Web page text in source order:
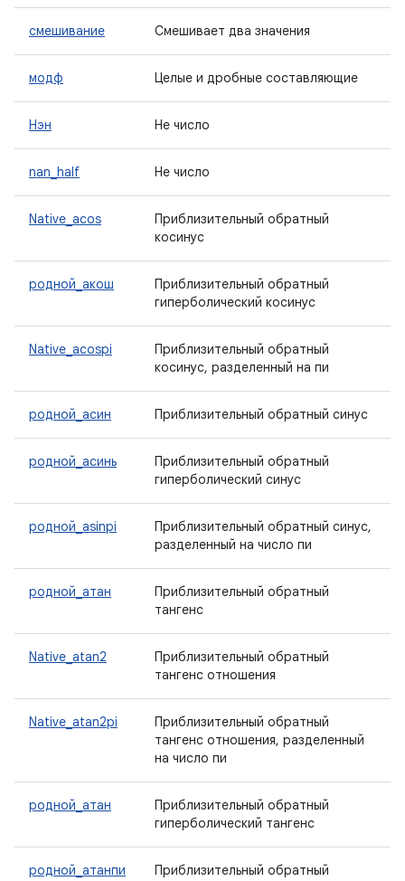
смешивание Смешивает два значения
модф Целые и дробные составляющие
Нэн Не число
nan_half Не число
Native_acos
Приблизительный обратный
косинус
родной_акош
Приблизительный обратный
гиперболический косинус
Native_acospi
Приблизительный обратный
косинус, разделенный на пи
родной_асин Приблизительный обратный синус
родной_асинь
Приблизительный обратный
гиперболический синус
родной_asinpi
Приблизительный обратный синус,
разделенный на число пи
родной_атан
Приблизительный обратный
тангенс
Native_atan2
Приблизительный обратный
тангенс отношения
Native_atan2pi
Приблизительный обратный
тангенс отношения, разделенный
на число пи
родной_атан
Приблизительный обратный
гиперболический тангенс
родной_атанпи
Приблизительный обратный